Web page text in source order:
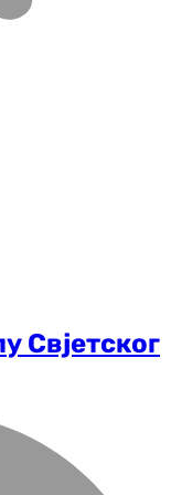
Свјетског